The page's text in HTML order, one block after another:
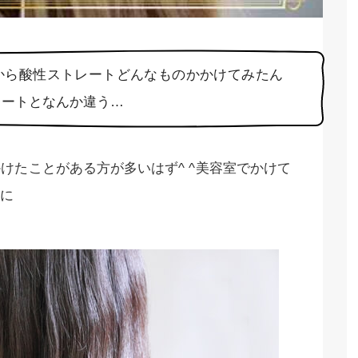
酸性ストレートどんなものかかけてみたん
トとなんか違う…
たことがある方が多いはず^ ^美容室でかけて